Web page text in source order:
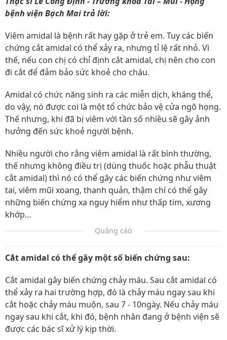
bệnh viện Bạch Mai trả lời:
Viêm amidal là bệnh rất hay gặp ở trẻ em. Tuy các biến
chứng cắt amidal có thể xảy ra, nhưng tỉ lệ rất nhỏ. Vì
thế, nếu con chị có chỉ định cắt amidal, chị nên cho con
đi cắt để đảm bảo sức khoẻ cho cháu.
Amidal có chức năng sinh ra các miễn dịch, kháng thể,
do vậy, nó được coi là một tổ chức bảo vệ cửa ngõ họng.
Thế nhưng, khi đã bị viêm với tần số nhiều sẽ gây ảnh
hưởng đến sức khoẻ người bệnh.
Nhiều người cho rằng viêm amidal là rất bình thường,
thế nhưng không điều trị (dùng thuốc hoặc phẫu thuật
cắt amidal) thì nó có thể gây các biến chứng như viêm
tai, viêm mũi xoang, thanh quản, thậm chí có thể gây
những biến chứng xa nguy hiểm như thấp tim, xương
khớp…
Quảng cáo
Cắt amidal có thể gây một số biến chứng sau:
Cắt amidal gây biến chứng chảy máu. Sau cắt amidal có
thể xảy ra hai trường hợp, đó là chảy máu ngay sau khi
cắt hoặc chảy máu muộn, sau 7 - 10ngày. Nếu chảy máu
ngay sau khi cắt, khi đó, bệnh nhân đang ở bệnh viện sẽ
được các bác sĩ xử lý kịp thời.